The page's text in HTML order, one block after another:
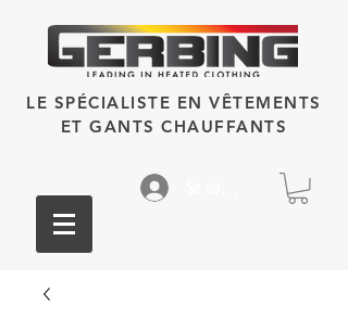
LE SPÉCIALISTE EN VÊTEMENTS
ET GANTS CHAUFFANTS